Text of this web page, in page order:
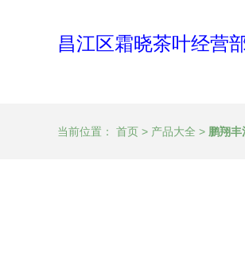
昌江区霜晓茶叶经营
当前位置： 首页 > 产品大全 > 鹏翔